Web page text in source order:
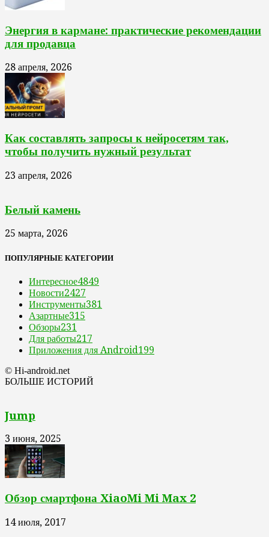
Энергия в кармане: практические рекомендации
для продавца
28 апреля, 2026
Как составлять запросы к нейросетям так,
чтобы получить нужный результат
23 апреля, 2026
Белый камень
25 марта, 2026
ПОПУЛЯРНЫЕ КАТЕГОРИИ
Интересное4849
Новости2427
Инструменты381
Азартные315
Обзоры231
Для работы217
Приложения для Android199
© Hi-android.net
БОЛЬШЕ ИСТОРИЙ
Jump
3 июня, 2025
Обзор смартфона XiaoMi Mi Max 2
14 июля, 2017